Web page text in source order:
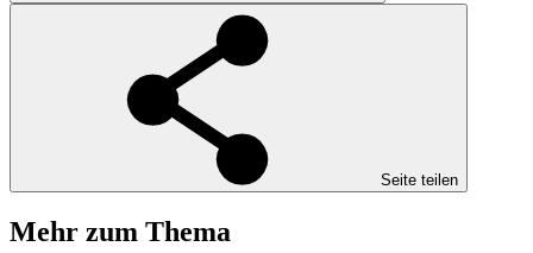
Seite teilen
Mehr zum Thema